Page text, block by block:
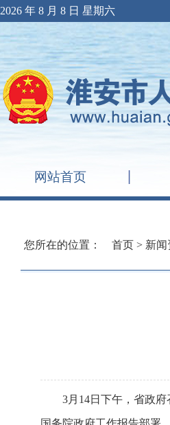
2026 年 8 月 8 日 星期六
网站首页
您所在的位置： 首页 > 新闻
3月14日下午，省政